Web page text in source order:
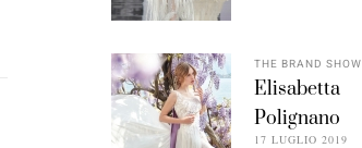
THE BRAND SHOW
Elisabetta
Polignano
17 LUGLIO 2019